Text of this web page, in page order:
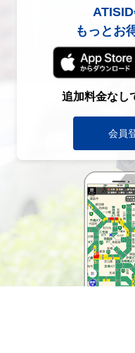
もっとお
追加料金なし
会員